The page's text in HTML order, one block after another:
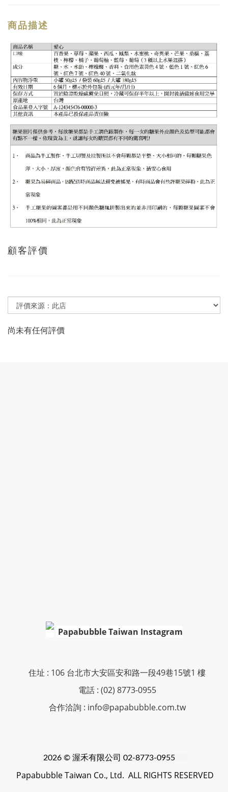
商品描述
顧客評價
尚未有任何評價
Papabubble Taiwan Instagram
住址 : 106 台北市大安區安和路一段49巷15號1 樓
電話 : (02) 8773-0955
合作洽詢 : info@papabubble.com.tw
2026 © 渥禾有限公司 02-8773-0955
Papabubble Taiwan Co., Ltd. ALL RIGHTS RESERVED